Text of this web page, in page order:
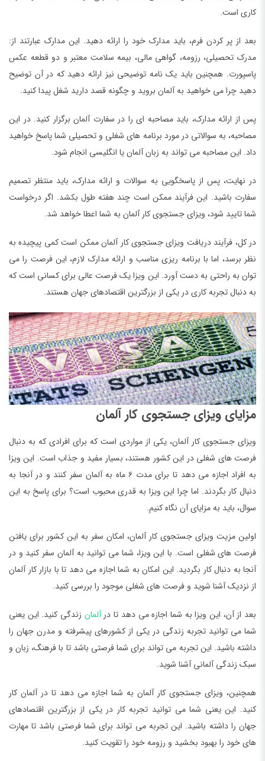
کاری است.
بعد از پر کردن فرم، باید مدارک خود را ارائه دهید. این مدارک عبارتند از:
مدرک تحصیلی، رزومه، گواهی مالی، بیمه سلامت معتبر و دو قطعه عکس
پاسپورت. همچنین باید یک نامه توضیحی نیز ارائه دهید که در آن توضیح
دهید چرا می خواهید به آلمان بروید و چگونه قصد دارید شغل پیدا کنید.
پس از ارائه مدارک، باید مصاحبه ای را در سفارت آلمان برگزار کنید. در این
مصاحبه، به سوالاتی در مورد برنامه های شغلی و تحصیلی شما پاسخ خواهید
داد. این مصاحبه می تواند به زبان آلمان یا انگلیسی انجام شود.
در نهایت، پس از پاسخگویی به سوالات و ارائه مدارک، باید منتظر تصمیم
سفارت باشید. این فرآیند ممکن است چند هفته طول بکشد. اگر درخواست
شما تایید شود، ویزای جستجوی کار آلمان به شما اعطا خواهد شد.
در کل، فرآیند دریافت ویزای جستجوی کار آلمان ممکن است کمی پیچیده به
نظر برسد، اما با برنامه ریزی مناسب و ارائه مدارک لازم، این فرصت را می
توان به راحتی به دست آورد. این ویزا یک فرصت عالی برای کسانی است که
به دنبال تجربه کاری در یکی از بزرگترین اقتصادهای جهان هستند.
مزایای ویزای جستجوی کار آلمان
ویزای جستجوی کار آلمان، یکی از مواردی است که برای افرادی که به دنبال
فرصت های شغلی در این کشور هستند، بسیار مفید و جذاب است. این ویزا
به افراد اجازه می دهد تا برای مدت ۶ ماه به آلمان سفر کنند و در آنجا به
دنبال کار بگردند. اما چرا این ویزا به قدری محبوب است؟ برای پاسخ به این
سوال، باید به مزایای آن نگاه کنیم.
اولین مزیت ویزای جستجوی کار آلمان، امکان سفر به این کشور برای یافتن
فرصت های شغلی است. با این ویزا، شما می توانید به آلمان سفر کنید و در
آنجا به دنبال کار بگردید. این امکان به شما اجازه می دهد تا با بازار کار آلمان
از نزدیک آشنا شوید و فرصت های شغلی موجود را بررسی کنید.
بعد از آن، این ویزا به شما اجازه می دهد تا درآلمان زندگی کنید. این یعنی
شما می توانید تجربه زندگی در یکی از کشورهای پیشرفته و مدرن جهان را
داشته باشید. این تجربه می تواند برای شما فرصتی باشد تا با فرهنگ، زبان و
سبک زندگی آلمانی آشنا شوید.
همچنین، ویزای جستجوی کار آلمان به شما اجازه می دهد تا در آلمان کار
کنید. این یعنی شما می توانید تجربه کار در یکی از بزرگترین اقتصادهای
جهان را داشته باشید. این تجربه می تواند برای شما فرصتی باشد تا مهارت
های خود را بهبود بخشید و رزومه خود را تقویت کنید.